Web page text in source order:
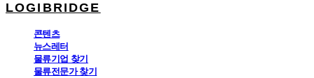
LOGIBRIDGE
콘텐츠
뉴스레터
물류기업 찾기
물류전문가 찾기